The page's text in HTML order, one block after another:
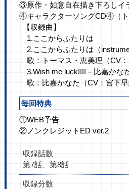
③原作・如意自在描き下ろしイ
④キャラクターソングCD④（
【収録曲】
1.ここからふたりは
2.ここからふたりは（
歌：トーマス・恵美理（CV：
3.Wish me luck!!!!－比嘉かな
歌：比嘉かなた（CV：宮下早
毎回特典
①WEB予告
②ノンクレジットED ver.2
収録話数
第7話、第8話
収録分数